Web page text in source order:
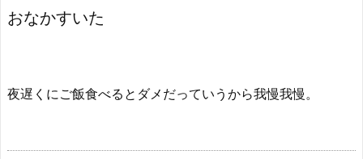
おなかすいた
夜遅くにご飯食べるとダメだっていうから我慢我慢。